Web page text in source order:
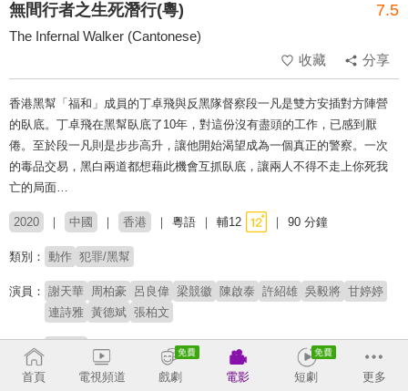
無間行者之生死潛行(粵) 7.5
The Infernal Walker (Cantonese)
收藏
分享
香港黑幫「福和」成員的丁卓飛與反黑隊督察段一凡是雙方安插對方陣營
的臥底。丁卓飛在黑幫臥底了10年，對這份沒有盡頭的工作，已感到厭
倦。至於段一凡則是步步高升，讓他開始渴望成為一個真正的警察。一次
的毒品交易，黑白兩道都想藉此機會互抓臥底，讓兩人不得不走上你死我
亡的局面…
2020 中國 香港 粵語 輔12 90 分鐘
類別： 動作 犯罪/黑幫
演員： 謝天華 周柏豪 呂良偉 梁競徽 陳啟泰 許紹雄 吳毅將 甘婷婷
連詩雅 黃德斌 張柏文
導演：
# 警匪片 # 港式動作片
首頁 電視頻道 戲劇 電影 短劇 更多